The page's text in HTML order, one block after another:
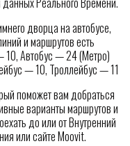
дворца на автобусе,
и маршрутов есть
10, Автобус — 24 (Метро)
— 10, Троллейбус — 11
поможет вам добраться
варианты маршрутов и
до или от Внутренний
или сайте Moovit.